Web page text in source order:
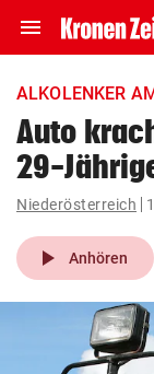
menu Navigation
ein-/
account_circle Anmelden
pin_drop
Wien
bookmark
ALKOLENKER
Auto
29-
Niederösterreich
play_arrow Anhören